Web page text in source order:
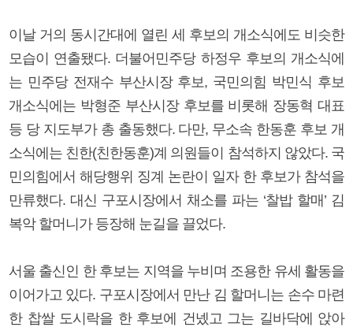
이날 거의 동시간대에 열린 세 후보의 개소식에도 비슷한
모습이 연출됐다. 더불어민주당 하정우 후보의 개소식에
는 민주당 전재수 부산시장 후보, 국민의힘 박민식 후보
개소식에는 박형준 부산시장 후보를 비롯해 장동혁 대표
등 당 지도부가 총 출동했다. 다만, 무소속 한동훈 후보 개
소식에는 친한(친한동훈)계 의원들이 참석하지 않았다. 국
민의힘에서 해당행위 징계 논란이 일자 한 후보가 참석을
만류했다. 대신 구포시장에서 채소를 파는 ‘찰밥 할매’ 김
복악 할머니가 등장해 눈길을 끌었다.
서울 출신인 한 후보는 지역을 누비며 조용한 유세 활동을
이어가고 있다. 구포시장에서 만난 김 할머니는 손수 마련
한 찹쌀 도시락을 한 후보에 건넸고 그는 길바닥에 앉아